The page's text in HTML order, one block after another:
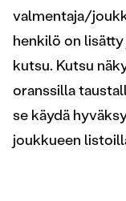
valmentaja/
henkilö on
kutsu. Kutsu
oranssilla
se käydä
joukkueen